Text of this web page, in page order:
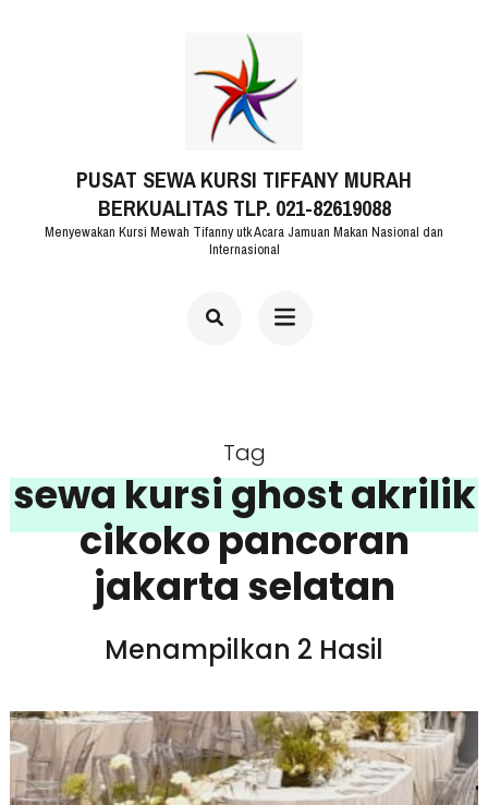
PUSAT SEWA KURSI TIFFANY MURAH
BERKUALITAS TLP. 021-82619088
Menyewakan Kursi Mewah Tifanny utk Acara Jamuan Makan Nasional dan
Internasional
Tag
sewa kursi ghost akrilik
cikoko pancoran
jakarta selatan
Menampilkan 2 Hasil